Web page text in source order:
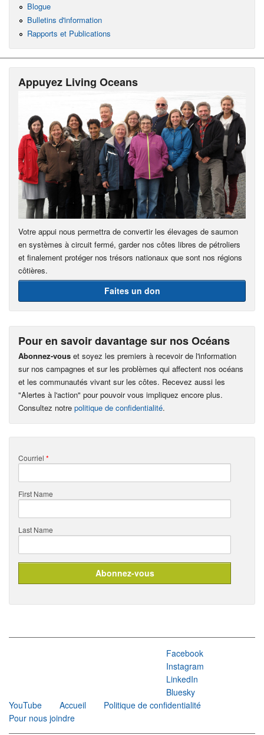
Blogue
Bulletins d'information
Rapports et Publications
Appuyez Living Oceans
Votre appui nous permettra de convertir les élevages de saumon
en systèmes à circuit fermé, garder nos côtes libres de pétroliers
et finalement protéger nos trésors nationaux que sont nos régions
côtières.
Faites un don
Pour en savoir davantage sur nos Océans
Abonnez-vous et soyez les premiers à recevoir de l'information
sur nos campagnes et sur les problèmes qui affectent nos océans
et les communautés vivant sur les côtes. Recevez aussi les
"Alertes à l'action" pour pouvoir vous impliquez encore plus.
Consultez notre politique de confidentialité.
Courriel *
First Name
Last Name
Facebook
Instagram
LinkedIn
Bluesky
YouTube
Accueil
Politique de confidentialité
Pour nous joindre